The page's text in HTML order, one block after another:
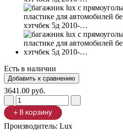
Есть в наличии
3641.00 руб.
Производитель: Lux